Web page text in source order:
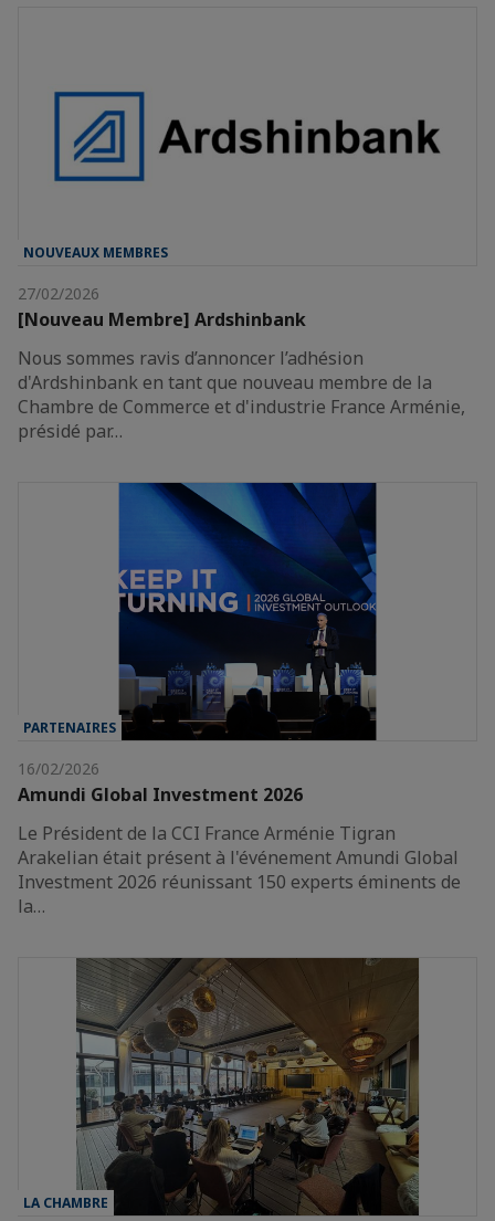
NOUVEAUX MEMBRES
27/02/2026
[Nouveau Membre] Ardshinbank
Nous sommes ravis d’annoncer l’adhésion
d'Ardshinbank en tant que nouveau membre de la
Chambre de Commerce et d'industrie France Arménie,
présidé par…
PARTENAIRES
16/02/2026
Amundi Global Investment 2026
Le Président de la CCI France Arménie Tigran
Arakelian était présent à l'événement Amundi Global
Investment 2026 réunissant 150 experts éminents de
la…
LA CHAMBRE